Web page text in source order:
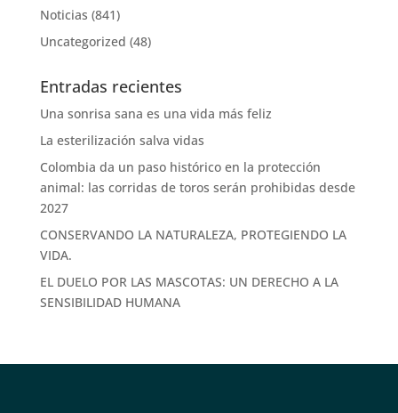
Noticias (841)
Uncategorized (48)
Entradas recientes
Una sonrisa sana es una vida más feliz
La esterilización salva vidas
Colombia da un paso histórico en la protección
animal: las corridas de toros serán prohibidas desde
2027
CONSERVANDO LA NATURALEZA, PROTEGIENDO LA
VIDA.
EL DUELO POR LAS MASCOTAS: UN DERECHO A LA
SENSIBILIDAD HUMANA